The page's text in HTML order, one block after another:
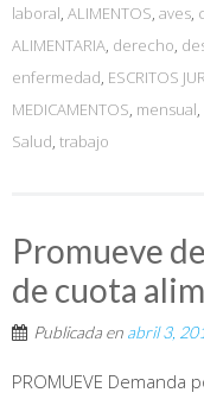
laboral, ALIMENTOS, aves,
ALIMENTARIA, derecho,
enfermedad, ESCRITOS
MEDICAMENTOS, mensual,
Salud, trabajo
Promueve
de cuota
Publicada en abril 3,
PROMUEVE Demanda